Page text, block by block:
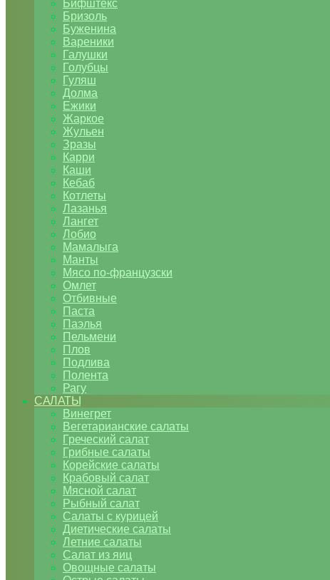
Бифштекс
Бризоль
Буженина
Вареники
Галушки
Голубцы
Гуляш
Долма
Ежики
Жаркое
Жульен
Зразы
Карри
Каши
Кебаб
Котлеты
Лазанья
Лангет
Лобио
Мамалыга
Манты
Мясо по-французски
Омлет
Отбивные
Паста
Паэлья
Пельмени
Плов
Подлива
Полента
Рагу
САЛАТЫ
Винегрет
Вегетарианские салаты
Греческий салат
Грибные салаты
Корейские салаты
Крабовый салат
Мясной салат
Рыбный салат
Салаты с курицей
Диетические салаты
Летние салаты
Салат из яиц
Овощные салаты